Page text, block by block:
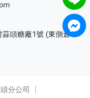
頭糖廠1號 (東側倉
分公司 │